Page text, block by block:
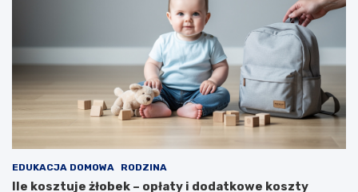
EDUKACJA DOMOWA RODZINA
Ile kosztuje żłobek – opłaty i dodatkowe koszty